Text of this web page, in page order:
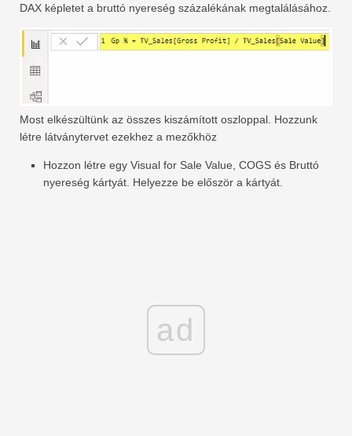
DAX képletet a bruttó nyereség százalékának megtalálásához.
Most elkészültünk az összes kiszámított oszloppal. Hozzunk
létre látványtervet ezekhez a mezőkhöz
Hozzon létre egy Visual for Sale Value, COGS és Bruttó
nyereség kártyát. Helyezze be először a kártyát.
ad